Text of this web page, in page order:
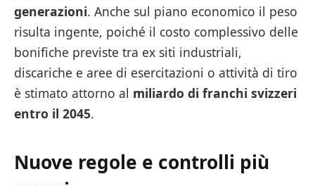
generazioni. Anche sul piano economico il peso
risulta ingente, poiché il costo complessivo delle
bonifiche previste tra ex siti industriali,
discariche e aree di esercitazioni o attività di tiro
è stimato attorno al miliardo di franchi svizzeri
entro il 2045.
Nuove regole e controlli più